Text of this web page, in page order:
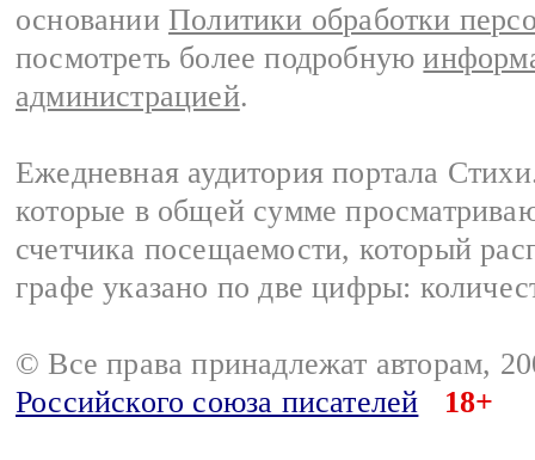
основании Политики обработки
посмотреть более подробную
администрацией.
Ежедневная аудитория портала
которые в общей сумме
счетчика посещаемости, который
графе указано по две цифры:
© Все права принадлежат авторам,
Российского союза писателей
18+